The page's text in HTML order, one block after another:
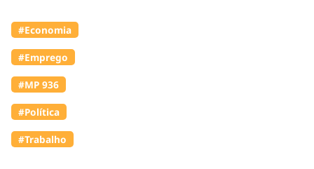
#Economia
#Emprego
#MP 936
#Política
#Trabalho